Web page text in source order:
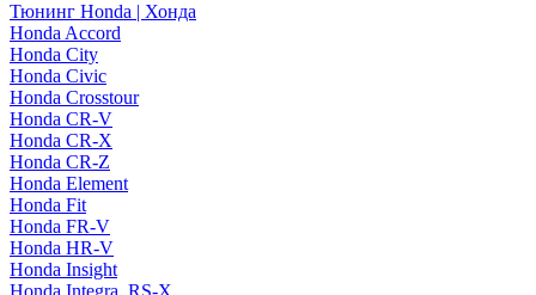
Тюнинг Honda | Хонда
Honda Accord
Honda City
Honda Civic
Honda Crosstour
Honda CR-V
Honda CR-X
Honda CR-Z
Honda Element
Honda Fit
Honda FR-V
Honda HR-V
Honda Insight
Honda Integra, RS-X